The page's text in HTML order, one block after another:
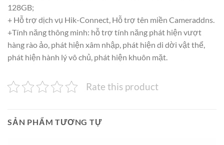
128GB;
+ Hỗ trợ dịch vụ Hik-Connect, Hỗ trợ tên miền Cameraddns.
+Tính năng thông minh: hỗ trợ tính năng phát hiện vượt
hàng rào ảo, phát hiện xâm nhập, phát hiện di dời vật thể,
phát hiện hành lý vô chủ, phát hiện khuôn mặt.
Rate this product
SẢN PHẨM TƯƠNG TỰ